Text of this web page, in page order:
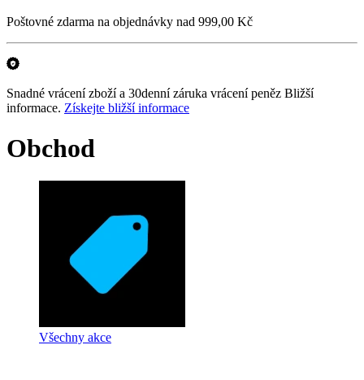
Poštovné zdarma na objednávky nad 999,00 Kč
Snadné vrácení zboží a 30denní záruka vrácení peněz Bližší
informace. Získejte bližší informace
Obchod
Všechny akce